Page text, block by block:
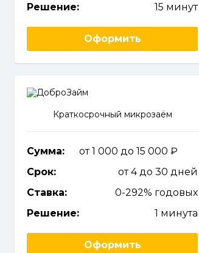
Решение:
15 минут
Оформить
Краткосрочный микрозаём
Сумма:
от 1 000 до 15 000
Срок:
от 4 до 30 дней
Ставка:
0-292% годовых
Решение:
1 минута
Оформить